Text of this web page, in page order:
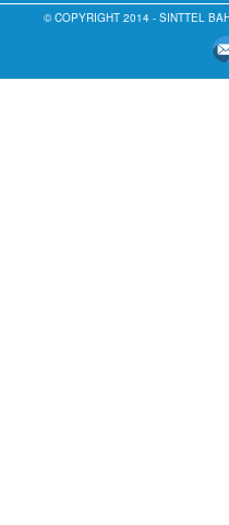
© COPYRIGHT 2014 - SINTTEL